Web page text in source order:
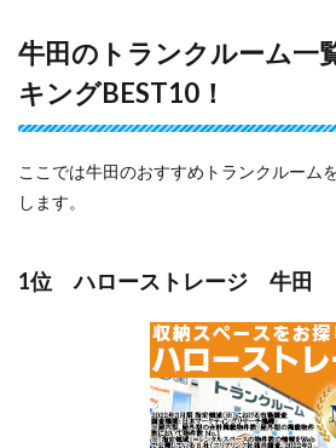
牛田のトランクルーム一
キングBEST10！
ここでは牛田のおすすめトランクルーム
します。
1位 ハローストレージ 牛田